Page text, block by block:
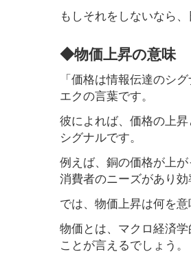
もしそれをしないなら
◆物価上昇の意味
「価格は情報伝達のシ
エクの言葉です。
彼によれば、価格の上
シグナルです。
例えば、銅の価格が上
消費者のニーズがあり
では、物価上昇は何を
物価とは、マクロ経済
ことが言えるでしょう。